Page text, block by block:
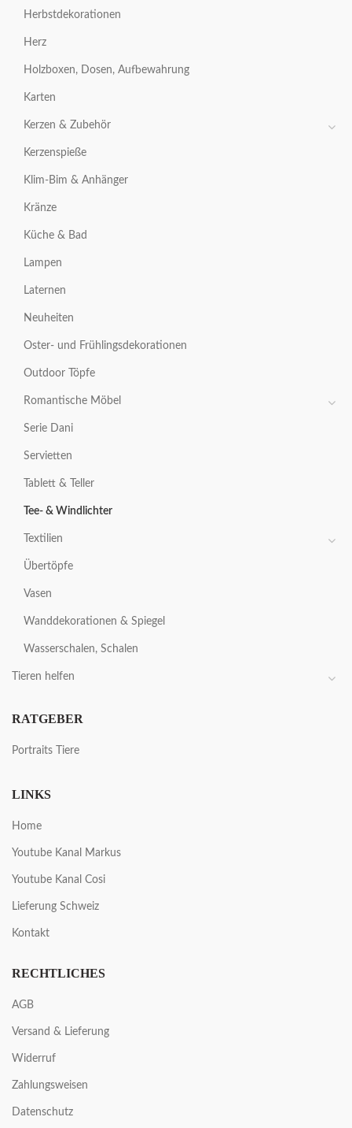
Herbstdekorationen
Herz
Holzboxen, Dosen, Aufbewahrung
Karten
Kerzen & Zubehör
Kerzenspieße
Klim-Bim & Anhänger
Kränze
Küche & Bad
Lampen
Laternen
Neuheiten
Oster- und Frühlingsdekorationen
Outdoor Töpfe
Romantische Möbel
Serie Dani
Servietten
Tablett & Teller
Tee- & Windlichter
Textilien
Übertöpfe
Vasen
Wanddekorationen & Spiegel
Wasserschalen, Schalen
Tieren helfen
RATGEBER
Portraits Tiere
LINKS
Home
Youtube Kanal Markus
Youtube Kanal Cosi
Lieferung Schweiz
Kontakt
RECHTLICHES
AGB
Versand & Lieferung
Widerruf
Zahlungsweisen
Datenschutz